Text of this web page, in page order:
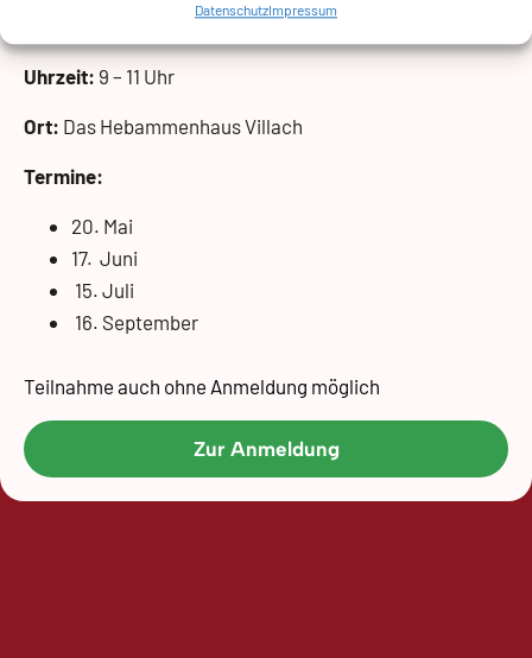
DatenschutzImpressum
Jeden 3. Mittwoch des Monats
Uhrzeit: 9 – 11 Uhr
Ort: Das Hebammenhaus Villach
Termine:
20. Mai
17. Juni
15. Juli
16. September
Teilnahme auch ohne Anmeldung möglich
Zur Anmeldung